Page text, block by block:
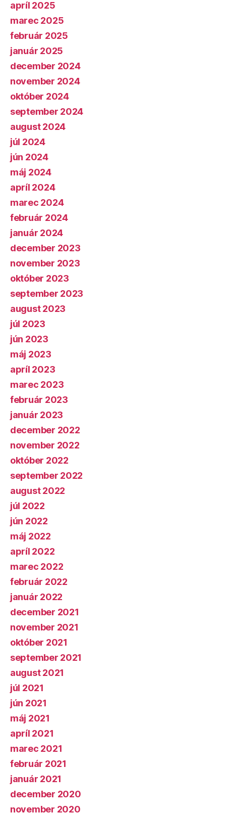
apríl 2025
marec 2025
február 2025
január 2025
december 2024
november 2024
október 2024
september 2024
august 2024
júl 2024
jún 2024
máj 2024
apríl 2024
marec 2024
február 2024
január 2024
december 2023
november 2023
október 2023
september 2023
august 2023
júl 2023
jún 2023
máj 2023
apríl 2023
marec 2023
február 2023
január 2023
december 2022
november 2022
október 2022
september 2022
august 2022
júl 2022
jún 2022
máj 2022
apríl 2022
marec 2022
február 2022
január 2022
december 2021
november 2021
október 2021
september 2021
august 2021
júl 2021
jún 2021
máj 2021
apríl 2021
marec 2021
február 2021
január 2021
december 2020
november 2020